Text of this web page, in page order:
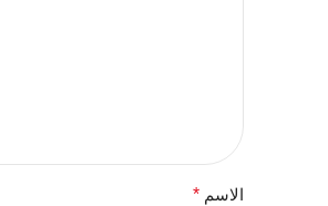
الاسم *